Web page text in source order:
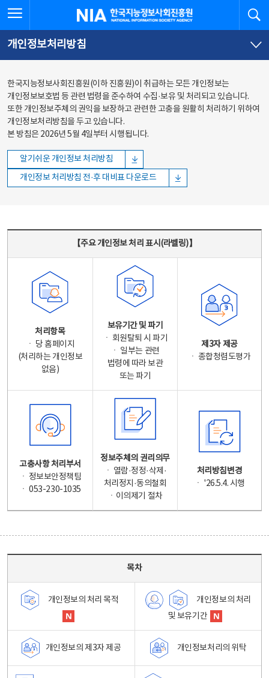
바로가기
바로가기
한국지능정보사회진흥원
개인정보처리방침
한국지능정보사회진흥원(이하 진흥원)이 취급하는 모든 개인정보는
개인정보보호법 등 관련 법령을 준수하여 수집·보유 및 처리되고 있습니다.
또한 개인정보주체의 권익을 보장하고 관련한 고충을 원활히 처리하기 위하여
개인정보처리방침을 두고 있습니다.
본 방침은 2026년 5월 4일부터 시행됩니다.
알기쉬운 개인정보 처리방침
개인정보 처리방침 전·후 대비표 다운로드
【주요 개인정보 처리 표시(라벨링)】
처리항목
ㆍ 당 홈페이지
(처리하는 개인정보
없음)
보유기간 및 파기
ㆍ 회원탈퇴 시 파기
ㆍ 일부는 관련
법령에 따라 보관
또는 파기
제3자 제공
ㆍ 종합청렴도평가
고충사항 처리부서
ㆍ 정보보안정책팀
ㆍ 053-230-1035
정보주체의 권리의무
ㆍ 열람·정정·삭제·
처리정지·동의철회
ㆍ이의제기 절차
처리방침변경
ㆍ '26.5.4. 시행
목차
개인정보의 처리 목적
개인정보의 처리
및 보유기간
개인정보의 제3자 제공 개인정보처리의 위탁